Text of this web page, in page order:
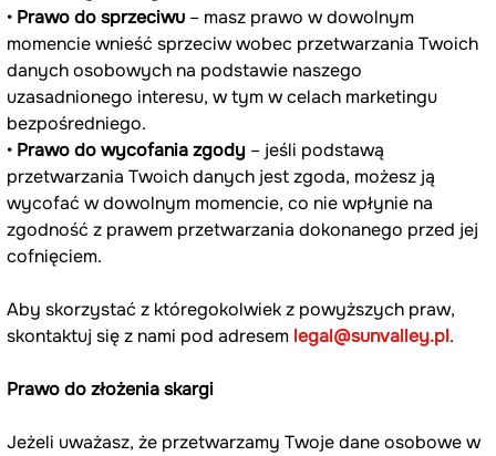
• Prawo do sprzeciwu – masz prawo w dowolnym
momencie wnieść sprzeciw wobec przetwarzania Twoich
danych osobowych na podstawie naszego
uzasadnionego interesu, w tym w celach marketingu
bezpośredniego.
• Prawo do wycofania zgody – jeśli podstawą
przetwarzania Twoich danych jest zgoda, możesz ją
wycofać w dowolnym momencie, co nie wpłynie na
zgodność z prawem przetwarzania dokonanego przed jej
cofnięciem.
Aby skorzystać z któregokolwiek z powyższych praw,
skontaktuj się z nami pod adresem legal@sunvalley.pl.
Prawo do złożenia skargi
Jeżeli uważasz, że przetwarzamy Twoje dane osobowe w